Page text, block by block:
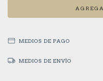
MEDIOS DE PAGO
MEDIOS DE ENVÍO